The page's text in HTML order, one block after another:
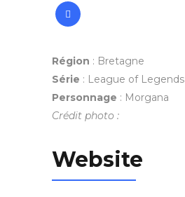
Région : Bretagne
Série : League of Legends
Personnage : Morgana
Crédit photo :
Website